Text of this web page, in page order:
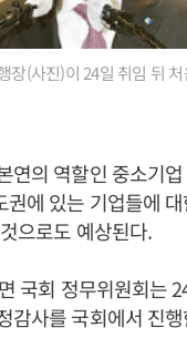
장(사진)이 24일 취임 뒤
연의 역할인 중소기
권에 있는 기업들에
으로도 예상된다.
국회 정무위원회는
감사를 국회에서 진